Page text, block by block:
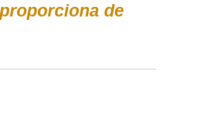
de